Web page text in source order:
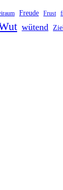
Freude Frust
wütend